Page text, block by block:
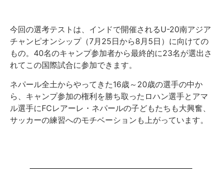
今回の選考テストは、インドで開催されるU-20南アジア
チャンピオンシップ（7月25日から8月5日）に向けての
もの。40名のキャンプ参加者から最終的に23名が選出さ
れてこの国際試合に参加できます。
ネパール全土からやってきた16歳～20歳の選手の中か
ら、キャンプ参加の権利を勝ち取ったロハン選手とアマ
ル選手にFCレアーレ・ネパールの子どもたちも大興奮、
サッカーの練習へのモチベーションも上がっています。